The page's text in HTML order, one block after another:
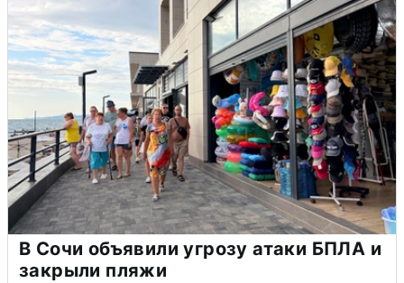
В Сочи объявили угрозу атаки БПЛА и
закрыли пляжи